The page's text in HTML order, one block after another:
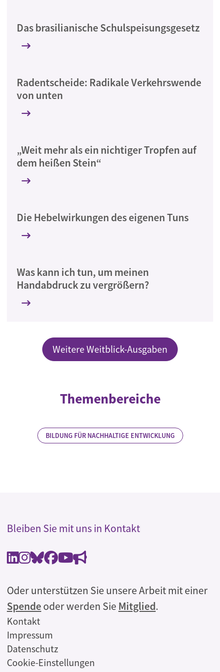
Das brasilianische Schulspeisungsgesetz
Radentscheide: Radikale Verkehrswende
von unten
„Weit mehr als ein nichtiger Tropfen auf
dem heißen Stein“
Die Hebelwirkungen des eigenen Tuns
Was kann ich tun, um meinen
Handabdruck zu vergrößern?
Weitere Weitblick-Ausgaben
Themenbereiche
BILDUNG FÜR NACHHALTIGE ENTWICKLUNG
Bleiben Sie mit uns in Kontakt
Oder unterstützen Sie unsere Arbeit mit einer
Spendeoder werden Sie Mitglied.
Rechtliches
Kontakt
Impressum
Datenschutz
Cookie-Einstellungen